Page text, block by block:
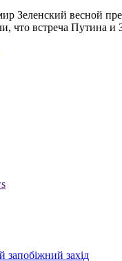
Зеленский весной
что встреча Путина